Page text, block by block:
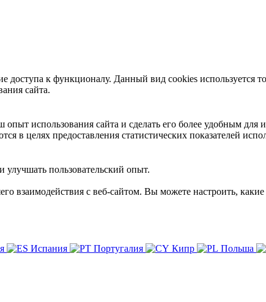
к функционалу. Данный вид cookies используется
сайта.
использования сайта и сделать его более удобным
в целях предоставления статистических показателей
пользовательский опыт.
взаимодействия с веб-сайтом. Вы можете настроить,
Испания Португалия Кипр Польша